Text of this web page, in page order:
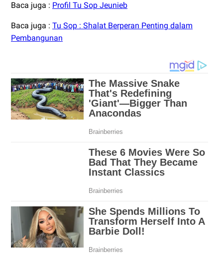
Baca juga : Profil Tu Sop Jeunieb
Baca juga : Tu Sop : Shalat Berperan Penting dalam
Pembangunan